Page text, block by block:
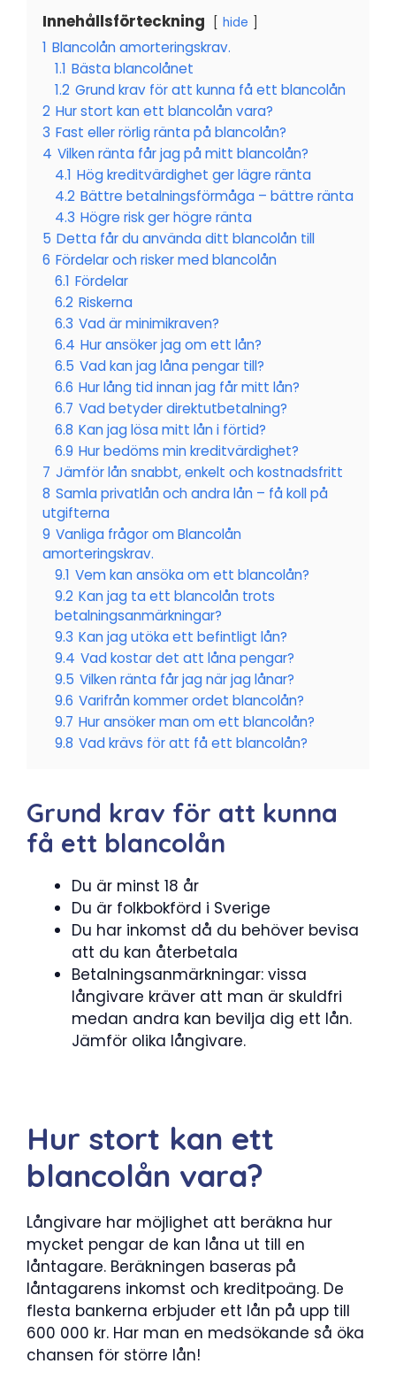
Innehållsförteckning hide
1 Blancolån amorteringskrav.
1.1 Bästa blancolånet
1.2 Grund krav för att kunna få ett blancolån
2 Hur stort kan ett blancolån vara?
3 Fast eller rörlig ränta på blancolån?
4 Vilken ränta får jag på mitt blancolån?
4.1 Hög kreditvärdighet ger lägre ränta
4.2 Bättre betalningsförmåga – bättre ränta
4.3 Högre risk ger högre ränta
5 Detta får du använda ditt blancolån till
6 Fördelar och risker med blancolån
6.1 Fördelar
6.2 Riskerna
6.3 Vad är minimikraven?
6.4 Hur ansöker jag om ett lån?
6.5 Vad kan jag låna pengar till?
6.6 Hur lång tid innan jag får mitt lån?
6.7 Vad betyder direktutbetalning?
6.8 Kan jag lösa mitt lån i förtid?
6.9 Hur bedöms min kreditvärdighet?
7 Jämför lån snabbt, enkelt och kostnadsfritt
8 Samla privatlån och andra lån – få koll på
utgifterna
9 Vanliga frågor om Blancolån
amorteringskrav.
9.1 Vem kan ansöka om ett blancolån?
9.2 Kan jag ta ett blancolån trots
betalningsanmärkningar?
9.3 Kan jag utöka ett befintligt lån?
9.4 Vad kostar det att låna pengar?
9.5 Vilken ränta får jag när jag lånar?
9.6 Varifrån kommer ordet blancolån?
9.7 Hur ansöker man om ett blancolån?
9.8 Vad krävs för att få ett blancolån?
Grund krav för att kunna
få ett blancolån
Du är minst 18 år
Du är folkbokförd i Sverige
Du har inkomst då du behöver bevisa
att du kan återbetala
Betalningsanmärkningar: vissa
långivare kräver att man är skuldfri
medan andra kan bevilja dig ett lån.
Jämför olika långivare.
Hur stort kan ett
blancolån vara?
Långivare har möjlighet att beräkna hur
mycket pengar de kan låna ut till en
låntagare. Beräkningen baseras på
låntagarens inkomst och kreditpoäng. De
flesta bankerna erbjuder ett lån på upp till
600 000 kr. Har man en medsökande så öka
chansen för större lån!